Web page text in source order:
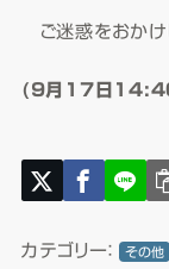
ご迷惑をおかけ
(9月17日14:40
カテゴリー： その他